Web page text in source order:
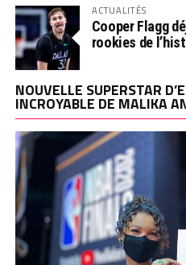
ACTUALITÉS
Cooper Flagg
rookies de
NOUVELLE SUPERSTAR
INCROYABLE DE MALIKA